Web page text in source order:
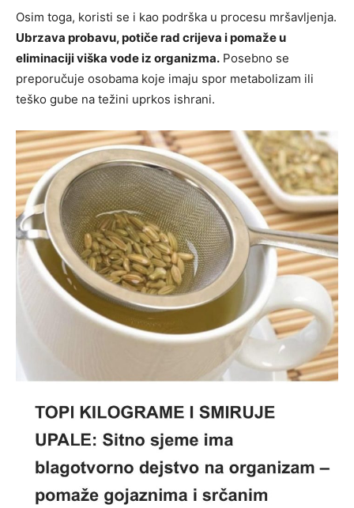
Osim toga, koristi se i kao podrška u procesu mršavljenja.
Ubrzava probavu, potiče rad crijeva i pomaže u
eliminaciji viška vode iz organizma. Posebno se
preporučuje osobama koje imaju spor metabolizam ili
teško gube na težini uprkos ishrani.